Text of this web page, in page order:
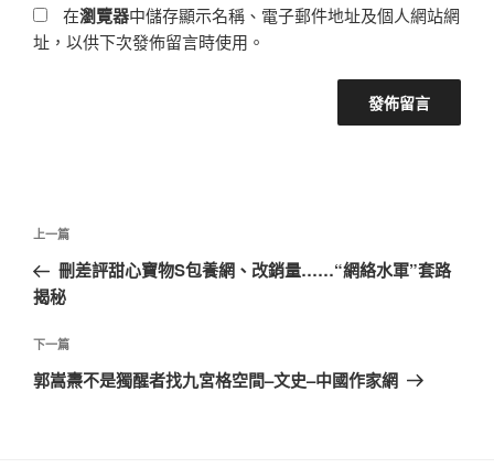
在瀏覽器中儲存顯示名稱、電子郵件地址及個人網站網
址，以供下次發佈留言時使用。
文
導
覽
上
一
篇
章
上一篇
刪差評甜心寶物S包養網、改銷量……“網絡水軍”套路
揭秘
下
一
下一篇
郭嵩燾不是獨醒者找九宮格空間–文史–中國作家網